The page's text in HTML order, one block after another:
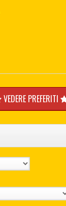
VEDERE PREFERITI